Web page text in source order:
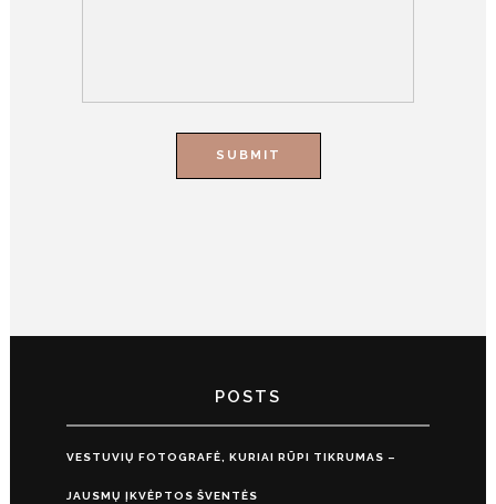
POSTS
VESTUVIŲ FOTOGRAFĖ, KURIAI RŪPI TIKRUMAS –
JAUSMŲ ĮKVĖPTOS ŠVENTĖS